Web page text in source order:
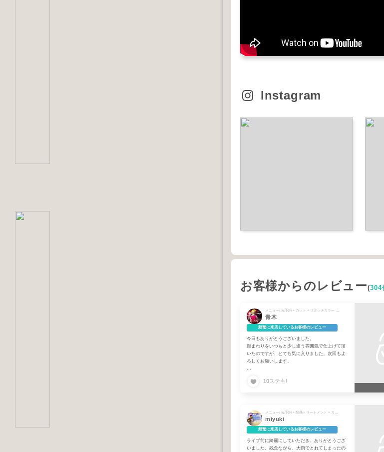
Instagram
お客様からのレビュー(304
青木
頻繁に来店しているお客様のレビュー
今日もありがとうございました。
顔まわりをいつもと少し違う雰囲気で仕上げて頂
いたのですが、とても気に入りました。次回もよ
ろしくお願いします。
気を付けていきましょう！
10ステキ!
miyuki
頻繁に来店しているお客様のレビュー
ライブ前に綺麗にしていただき、ありがとうござ
いました。残念ながら、大雨でとれてしまったの